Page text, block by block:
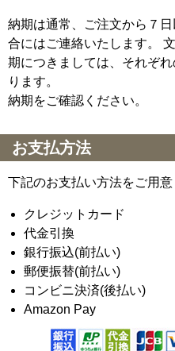
納期は通常、ご注文から７
合にはご連絡いたします。
期につきましては、それぞ
ります。
納期をご確認ください。
お支払方法
下記のお支払い方法をご用意
クレジットカード
代金引換
銀行振込(前払い)
郵便振替(前払い)
コンビニ決済(後払い)
Amazon Pay